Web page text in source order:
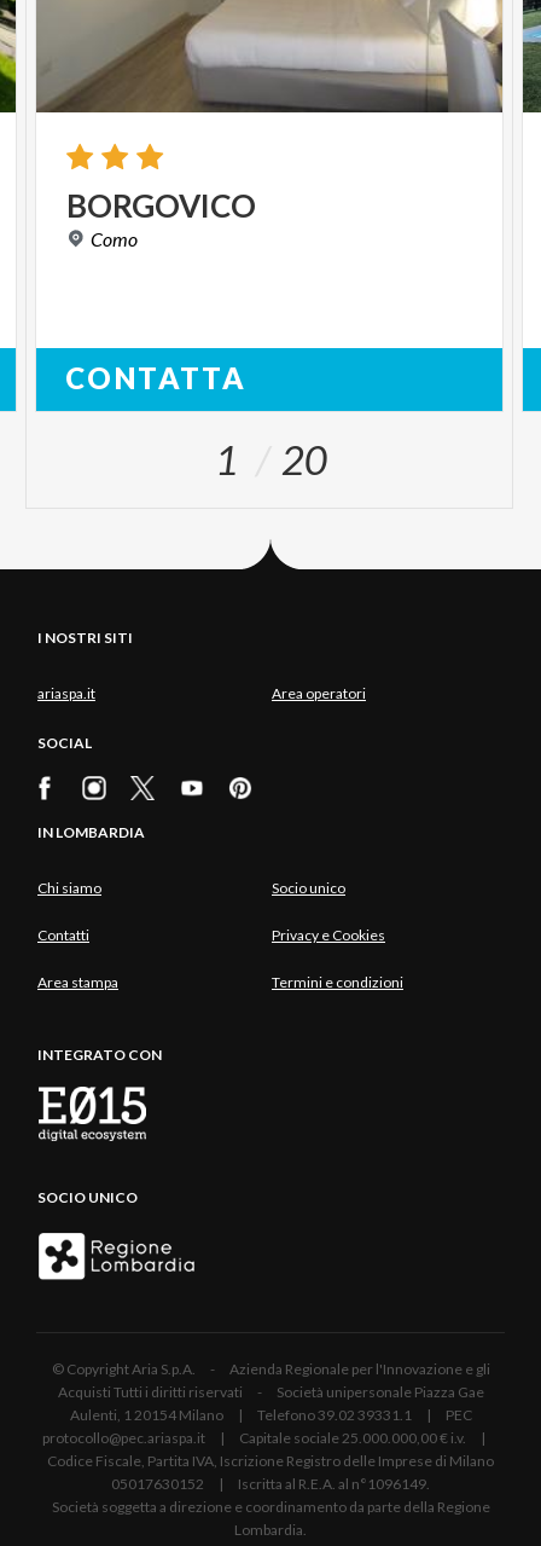
BORGOVICO
Como
CONTATTA
1 20
I NOSTRI SITI
ariaspa.it Area operatori
SOCIAL
IN LOMBARDIA
Chi siamo Socio unico
Contatti Privacy e Cookies
Area stampa Termini e condizioni
INTEGRATO CON
SOCIO UNICO
© Copyright Aria S.p.A. - Azienda Regionale per l'Innovazione e gli
Acquisti Tutti i diritti riservati - Società unipersonale Piazza Gae
Aulenti, 1 20154 Milano | Telefono 39.02 39331.1 | PEC
protocollo@pec.ariaspa.it | Capitale sociale 25.000.000,00 € i.v. |
Codice Fiscale, Partita IVA, Iscrizione Registro delle Imprese di Milano
05017630152 | Iscritta al R.E.A. al n°1096149.
Società soggetta a direzione e coordinamento da parte della Regione
Lombardia.